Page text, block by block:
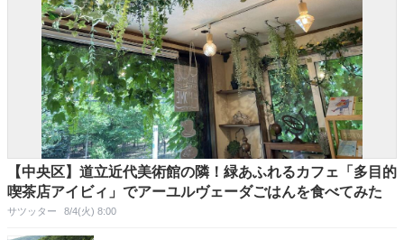
【中央区】道立近代美術館の隣！緑あふれるカフェ「多目的
喫茶店アイビィ」でアーユルヴェーダごはんを食べてみた
サツッター 8/4(火) 8:00